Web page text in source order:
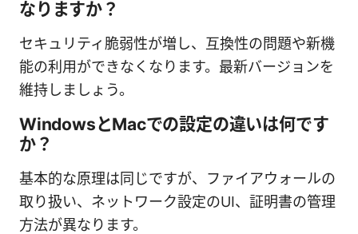
なりますか？
セキュリティ脆弱性が増し、互換性の問題や新機
能の利用ができなくなります。最新バージョンを
維持しましょう。
WindowsとMacでの設定の違いは何です
か？
基本的な原理は同じですが、ファイアウォールの
取り扱い、ネットワーク設定のUI、証明書の管理
方法が異なります。